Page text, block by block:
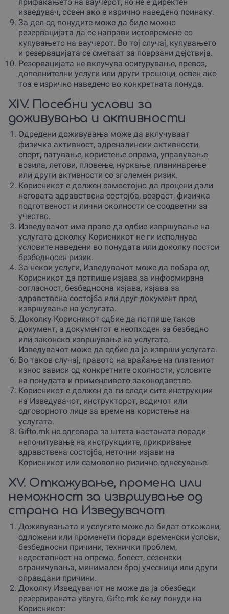
изведувач, освен ако е изрично наведено поинаку.
За дел од понудите може да биде можно
резервацијата да се направи истовремено со
купувањето на ваучерот. Во тој случај, купувањето
и резервацијата се сметаат за поврзани дејствија.
Резервацијата не вклучува осигурување, превоз,
дополнителни услуги или други трошоци, освен ако
тоа е изрично наведено во конкретната понуда.
XIV. Посебни услови за
доживувања и активности
Одредени доживувања може да вклучуваат
физичка активност, адреналински активности,
спорт, патување, користење опрема, управување
возила, летови, пловење, нуркање, планинарење
или други активности со зголемен ризик.
Корисникот е должен самостојно да процени дали
неговата здравствена состојба, возраст, физичка
подготвеност и лични околности се соодветни за
учество.
Изведувачот има право да одбие извршување на
услугата доколку Корисникот не ги исполнува
условите наведени во понудата или доколку постои
безбедносен ризик.
За некои услуги, Изведувачот може да побара од
Корисникот да потпише изјава за информирана
согласност, безбедносна изјава, изјава за
здравствена состојба или друг документ пред
извршување на услугата.
Доколку Корисникот одбие да потпише таков
документ, а документот е неопходен за безбедно
или законско извршување на услугата,
Изведувачот може да одбие да ја изврши услугата.
Во таков случај, правото на враќање на платениот
износ зависи од конкретните околности, условите
на понудата и применливото законодавство.
Корисникот е должен да ги следи сите инструкции
на Изведувачот, инструкторот, водичот или
одговорното лице за време на користење на
услугата.
Gifto.mk не одговара за штета настаната поради
непочитување на инструкциите, прикривање
здравствена состојба, неточни изјави на
Корисникот или самоволно ризично однесување.
XV. Откажување, промена или
неможност за извршување од
страна на Изведувачот
Доживувањата и услугите може да бидат откажани,
одложени или променети поради временски услови,
безбедносни причини, технички проблем,
недостапност на опрема, болест, сезонски
ограничувања, минимален број учесници или други
оправдани причини.
Доколку Изведувачот не може да ја обезбеди
резервираната услуга, Gifto.mk ќе му понуди на
Корисникот: